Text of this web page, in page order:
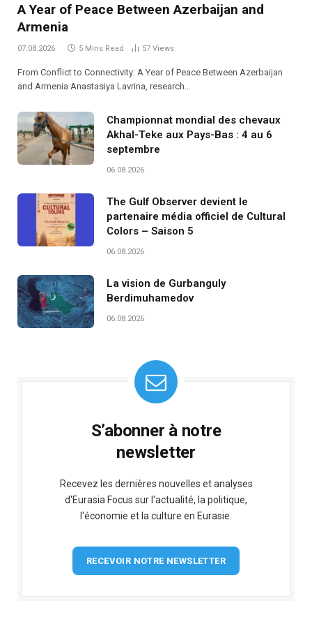
A Year of Peace Between Azerbaijan and
Armenia
07.08.2026 5 Mins Read 57 Views
From Conflict to Connectivity: A Year of Peace Between Azerbaijan
and Armenia Anastasiya Lavrina, research…
Championnat mondial des chevaux
Akhal-Teke aux Pays-Bas : 4 au 6
septembre
06.08.2026
The Gulf Observer devient le
partenaire média officiel de Cultural
Colors – Saison 5
06.08.2026
La vision de Gurbanguly
Berdimuhamedov
06.08.2026
S’abonner à notre
newsletter
Recevez les dernières nouvelles et analyses
d'Eurasia Focus sur l'actualité, la politique,
l'économie et la culture en Eurasie.
RECEVOIR NOTRE NEWSLETTER